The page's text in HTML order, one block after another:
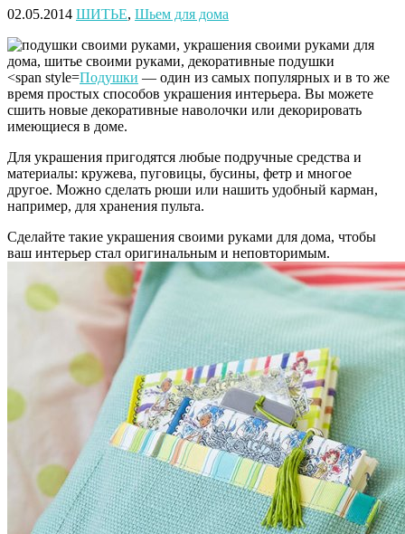
02.05.2014 ШИТЬЕ, Шьем для дома
<span style=Подушки — один из самых популярных и в то же
время простых способов украшения интерьера. Вы можете
сшить новые декоративные наволочки или декорировать
имеющиеся в доме.
Для украшения пригодятся любые подручные средства и
материалы: кружева, пуговицы, бусины, фетр и многое
другое. Можно сделать рюши или нашить удобный карман,
например, для хранения пульта.
Сделайте такие украшения своими руками для дома, чтобы
ваш интерьер стал оригинальным и неповторимым.